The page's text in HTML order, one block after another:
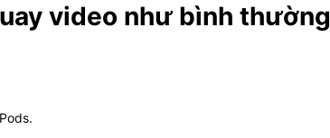
video như bình thường